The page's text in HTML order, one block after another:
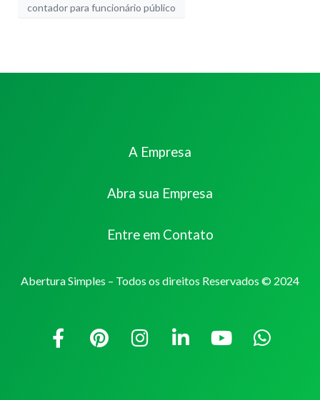
contador para funcionário público
A Empresa
Abra sua Empresa
Entre em Contato
Abertura Simples – Todos os direitos Reservados © 2024